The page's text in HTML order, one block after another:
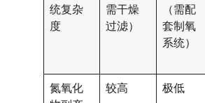
统复杂
度
需干燥
过滤）
（需配
套制氧
系统）
氮氧化
较高 极低